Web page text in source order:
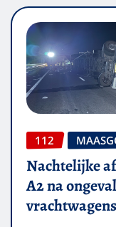
112
Nachtelijke
A2 na
vrachtwagens